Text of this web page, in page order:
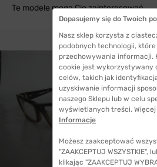
Te modele mogą Cię zainteresować
Dopasujemy się do Twoich
Nasz sklep korzysta z
podobnych technologii, które
przechowywania informacji.
cookie jest wykorzystywany
celów, takich jak
uzyskiwanie informacji
naszego Sklepu lub w celu
wyświetlanych treści.
Informacje
Możesz zaakceptować
"ZAAKCEPTUJ WSZYSTKIE",
klikając "ZAAKCEPTUJ